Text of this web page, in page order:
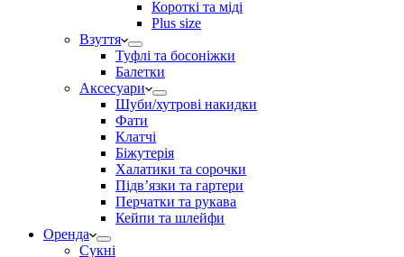
Короткі та міді
Plus size
Взуття
Туфлі та босоніжки
Балетки
Аксесуари
Шуби/хутрові накидки
Фати
Клатчі
Біжутерія
Халатики та сорочки
Підвʼязки та гартери
Перчатки та рукава
Кейпи та шлейфи
Оренда
Сукні